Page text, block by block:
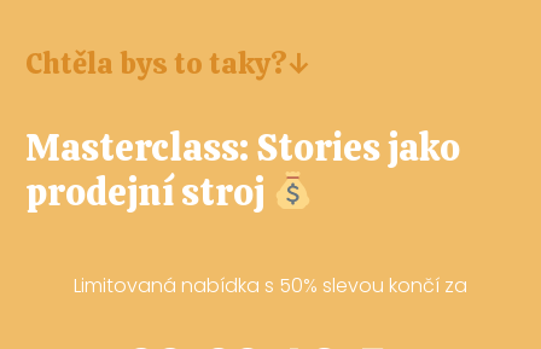
Chtěla bys to taky?↓
Masterclass: Stories jako
prodejní stroj
Limitovaná nabídka s 50% slevou končí za